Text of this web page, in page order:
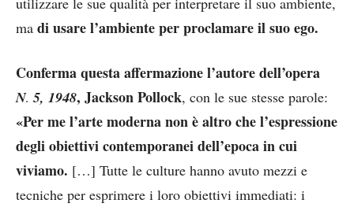
ma di usare l’ambiente per proclamare il suo ego.
Conferma questa affermazione l’autore dell’opera
N. 5, 1948, Jackson Pollock, con le sue stesse parole:
«Per me l’arte moderna non è altro che l’espressione
degli obiettivi contemporanei dell’epoca in cui
viviamo. […] Tutte le culture hanno avuto mezzi e
tecniche per esprimere i loro obiettivi immediati: i